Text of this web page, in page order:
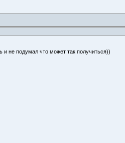
и не подумал что может так получиться))